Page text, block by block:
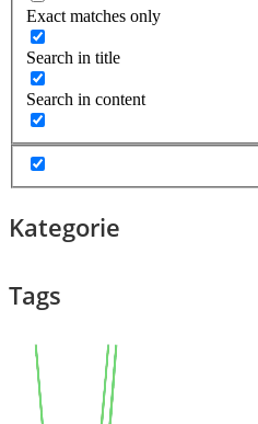
Exact matches only
Search in title
Search in content
Kategorie
Tags